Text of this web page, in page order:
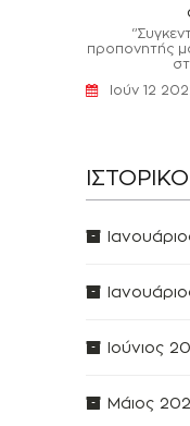
προπονητής
Ιούν 12
ΙΣΤΟΡΙΚΌ
Ιούνιος
Μάιος